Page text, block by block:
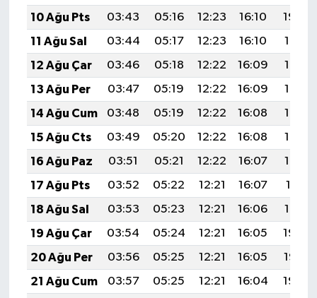
10 Ağu Pts
03:43 05:16 12:23 16:10
19:20
11 Ağu Sal
03:44 05:17 12:23 16:10
19:18
12 Ağu Çar
03:46 05:18 12:22 16:09
19:17
13 Ağu Per
03:47 05:19 12:22 16:09
19:16
14 Ağu Cum
03:48 05:19 12:22 16:08
19:15
15 Ağu Cts
03:49 05:20 12:22 16:08
19:14
16 Ağu Paz
03:51 05:21 12:22 16:07
19:12
17 Ağu Pts
03:52 05:22 12:21 16:07
19:11
18 Ağu Sal
03:53 05:23 12:21 16:06
19:10
19 Ağu Çar
03:54 05:24 12:21 16:05
19:08
20 Ağu Per
03:56 05:25 12:21 16:05
19:07
21 Ağu Cum
03:57 05:25 12:21 16:04
19:06